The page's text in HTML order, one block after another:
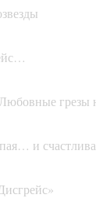
Любовные грезы
и